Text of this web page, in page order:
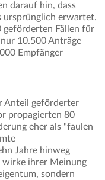
darauf hin, dass
ursprünglich erwartet.
geförderten Fällen für
10.500 Anträge
Empfänger
Anteil geförderter
propagierten 80
eher als "faulen
Jahre hinweg
wirke ihrer Meinung
sondern